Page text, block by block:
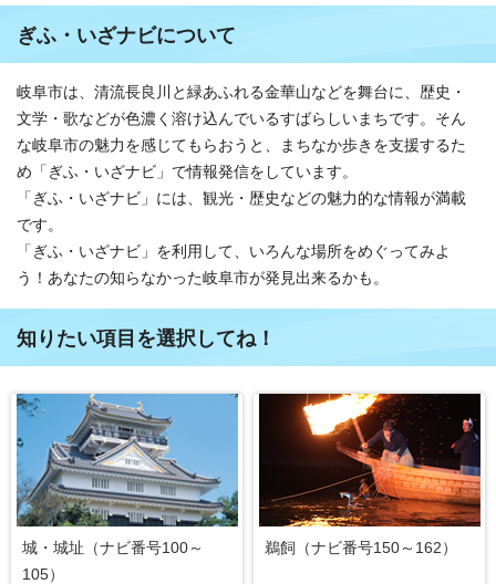
ぎふ・いざナビについて
岐阜市は、清流長良川と緑あふれる金華山などを舞台に、歴史・
文学・歌などが色濃く溶け込んでいるすばらしいまちです。そん
な岐阜市の魅力を感じてもらおうと、まちなか歩きを支援するた
め「ぎふ・いざナビ」で情報発信をしています。
「ぎふ・いざナビ」には、観光・歴史などの魅力的な情報が満載
です。
「ぎふ・いざナビ」を利用して、いろんな場所をめぐってみよ
う！あなたの知らなかった岐阜市が発見出来るかも。
知りたい項目を選択してね！
城・城址（ナビ番号100～
105）
鵜飼（ナビ番号150～162）